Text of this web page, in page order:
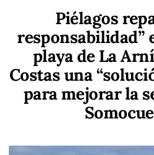
Piélagos
responsabilidad”
playa de La
Costas una
para mejorar la